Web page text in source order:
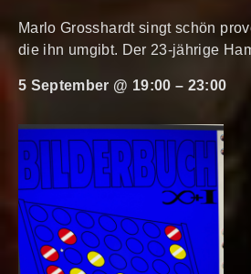
Marlo Grosshardt singt schön
die ihn umgibt. Der 23-jährige
5 September @ 19:00 – 23:00